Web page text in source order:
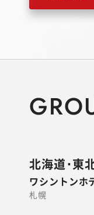
北海道･東
ワシントンホ
札幌